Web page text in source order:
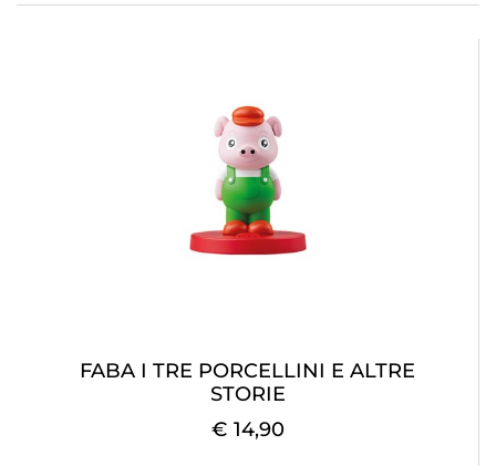
FABA I TRE PORCELLINI E ALTRE
STORIE
€ 14,90